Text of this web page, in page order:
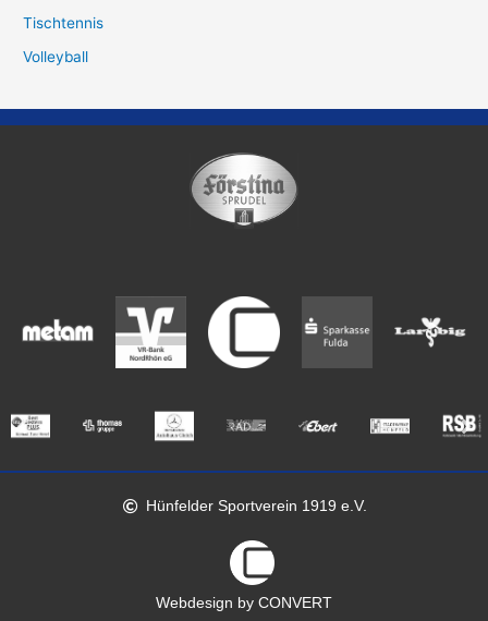
Tischtennis
Volleyball
Hünfelder Sportverein 1919 e.V.
Webdesign by CONVERT